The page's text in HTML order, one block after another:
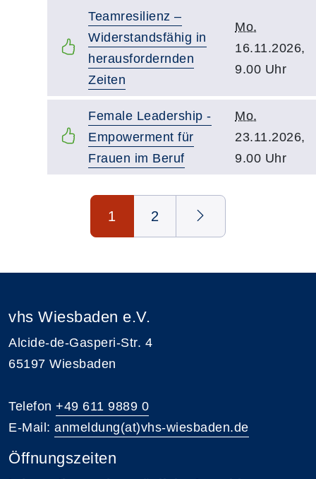
Teamresilienz –
Widerstandsfähig in
herausfordernden
Zeiten
Mo.
16.11.2026,
9.00 Uhr
Female Leadership -
Empowerment für
Frauen im Beruf
Mo.
23.11.2026,
9.00 Uhr
Seite 1 von 2
1 2
vhs Wiesbaden e.V.
Alcide-de-Gasperi-Str. 4
65197 Wiesbaden
Telefon +49 611 9889 0
E-Mail: anmeldung(at)vhs-wiesbaden.de
Öffnungszeiten